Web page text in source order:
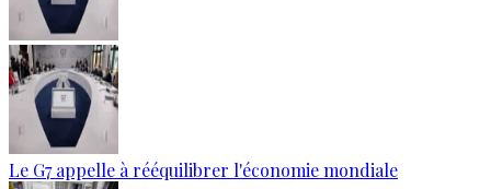
Le G7 appelle à rééquilibrer l'économie mondiale